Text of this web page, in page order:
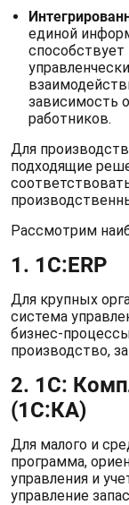
единой
зависимость
работников.
Для
подходящие
Рассмотрим
1. 1С:ERP
Для крупных
система
бизнес-
производство,
2. 1С:
(1C:КА)
Для малого и
программа,
управления и
управление